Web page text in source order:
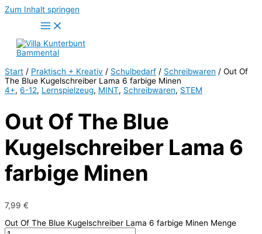
Zum Inhalt springen
Start / Praktisch + Kreativ / Schulbedarf / Schreibwaren / Out Of
The Blue Kugelschreiber Lama 6 farbige Minen
4+, 6-12, Lernspielzeug, MINT, Schreibwaren, STEM
Out Of The Blue
Kugelschreiber Lama 6
farbige Minen
7,99 €
Out Of The Blue Kugelschreiber Lama 6 farbige Minen Menge